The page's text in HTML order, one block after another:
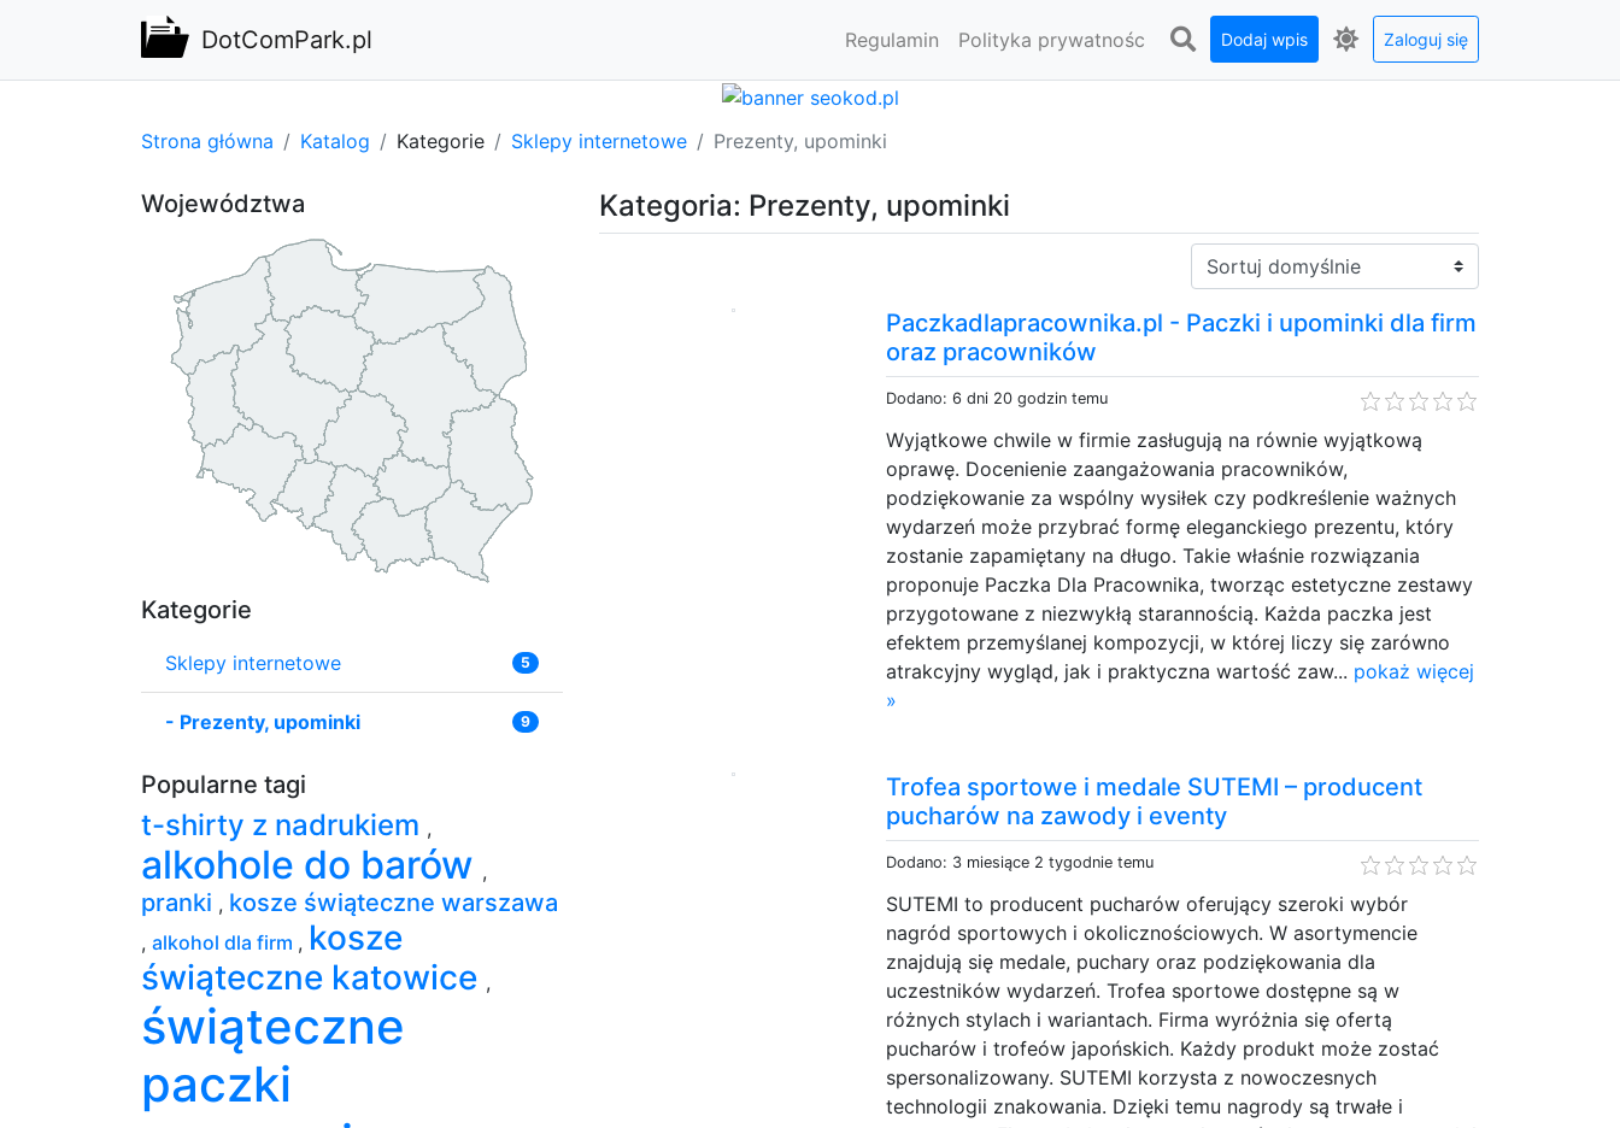
DotComPark.pl Regulamin Polityka prywatnośc Dodaj wpis Zaloguj się
Strona główna Katalog Kategorie Sklepy internetowe Prezenty, upominki
Kategoria: Prezenty, upominki
Sortuj:
Paczkadlapracownika.pl - Paczki i upominki dla firm
oraz pracowników
Dodano: 6 dni 20 godzin temu
Wyjątkowe chwile w firmie zasługują na równie wyjątkową
oprawę. Docenienie zaangażowania pracowników,
podziękowanie za wspólny wysiłek czy podkreślenie ważnych
wydarzeń może przybrać formę eleganckiego prezentu, który
zostanie zapamiętany na długo. Takie właśnie rozwiązania
proponuje Paczka Dla Pracownika, tworząc estetyczne zestawy
przygotowane z niezwykłą starannością. Każda paczka jest
efektem przemyślanej kompozycji, w której liczy się zarówno
atrakcyjny wygląd, jak i praktyczna wartość zaw... pokaż więcej
»
Trofea sportowe i medale SUTEMI – producent
pucharów na zawody i eventy
Dodano: 3 miesiące 2 tygodnie temu
SUTEMI to producent pucharów oferujący szeroki wybór
nagród sportowych i okolicznościowych. W asortymencie
znajdują się medale, puchary oraz podziękowania dla
uczestników wydarzeń. Trofea sportowe dostępne są w
różnych stylach i wariantach. Firma wyróżnia się ofertą
pucharów i trofeów japońskich. Każdy produkt może zostać
spersonalizowany. SUTEMI korzysta z nowoczesnych
technologii znakowania. Dzięki temu nagrody są trwałe i
Województwa
Kategorie
Sklepy internetowe 5
- Prezenty, upominki 9
Popularne tagi
t-shirty z nadrukiem ,
alkohole do barów ,
pranki , kosze świąteczne warszawa
, alkohol dla firm , kosze
świąteczne katowice ,
świąteczne
paczki